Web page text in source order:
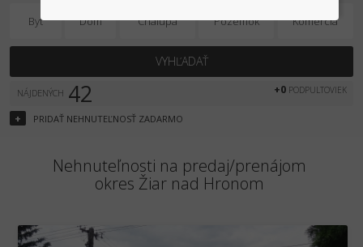
Byt Dom Chalupa Pozemok Komercia
VYHĽADAŤ
NÁJDENÝCH 42 +0 PODPULTOVIEK
+ PRIDAŤ NEHNUTEĽNOSŤ ZADARMO
Nehnuteľnosti na predaj/prenájom
okres Žiar nad Hronom